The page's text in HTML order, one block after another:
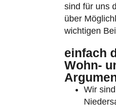
Umschalten auf hohe Kontraste
über
wichtigen
Wohn-
Wir
Keine